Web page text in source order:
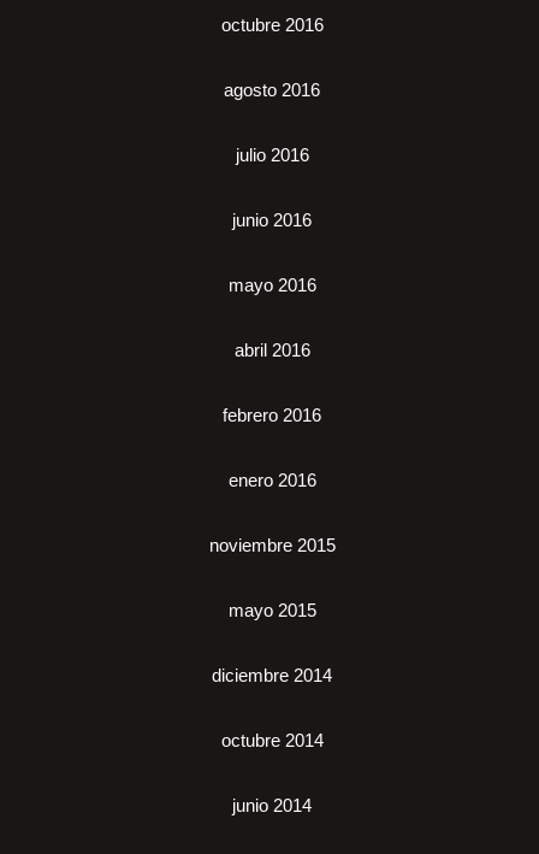
octubre 2016
agosto 2016
julio 2016
junio 2016
mayo 2016
abril 2016
febrero 2016
enero 2016
noviembre 2015
mayo 2015
diciembre 2014
octubre 2014
junio 2014